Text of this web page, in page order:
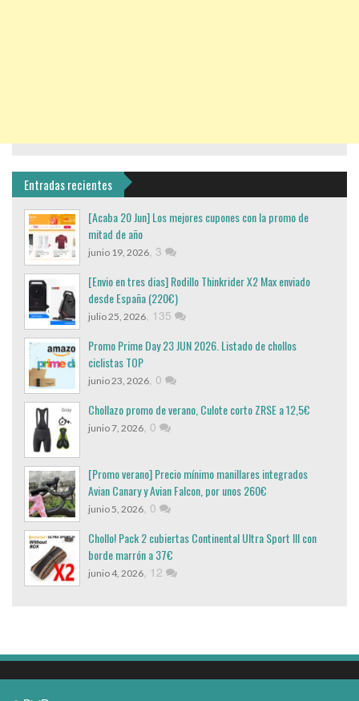
Entradas recientes
[Acaba 20 Jun] Los mejores cupones con la promo de
mitad de año
junio 19, 2026, 3
[Envio en tres dias] Rodillo Thinkrider X2 Max enviado
desde España (220€)
julio 25, 2026, 135
Promo Prime Day 23 JUN 2026. Listado de chollos
ciclistas TOP
junio 23, 2026, 0
Chollazo promo de verano, Culote corto ZRSE a 12,5€
junio 7, 2026, 0
[Promo verano] Precio mínimo manillares integrados
Avian Canary y Avian Falcon, por unos 260€
junio 5, 2026, 0
Chollo! Pack 2 cubiertas Continental Ultra Sport III con
borde marrón a 37€
junio 4, 2026, 12